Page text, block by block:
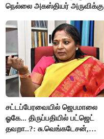
நெல்லை அகஸ்தியர் அருவிக்கு
சட்டப்பேரவையில் ஜெபமாலை
ஓகே... திருப்பதியில் பட்ஜெட்
தவறா..?: சு.வெங்கடேசன்,